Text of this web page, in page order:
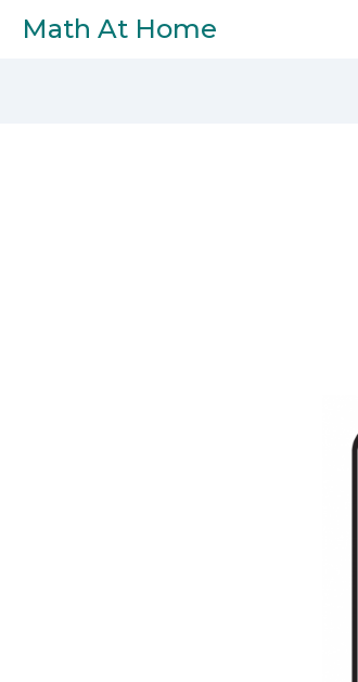
Math At Home